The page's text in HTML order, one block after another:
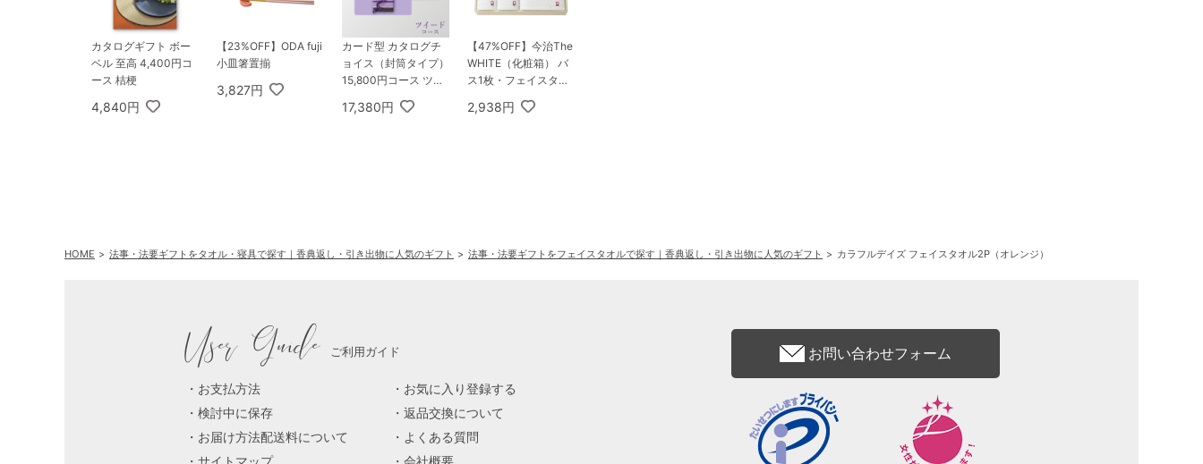
カタログギフト ボー
ベル 至高 4,400円コ
ース 桔梗
4,840円
【23%OFF】ODA fuji
小皿箸置揃
3,827円
カード型 カタログチ
ョイス（封筒タイプ）
15,800円コース ツイ
17,380円
【47%OFF】今治The
WHITE（化粧箱） バ
ス1枚・フェイスタオ
2,938円
HOME 法事・法要ギフトをタオル・寝具で探す｜香典返し・引き出物に人気のギフト 法事・法要ギフトをフェイスタオルで探す｜香典返し・引き出物に人気のギフト カラフルデイズ フェイスタオル2P（オレンジ）
User Guide ご利用ガイド
お支払方法
お気に入り登録する
検討中に保存
返品交換について
お届け方法配送料について
よくある質問
お問い合わせフォーム